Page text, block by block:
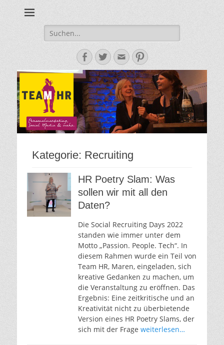
Blog
Suche
nach:
Facebook
Twitter
E-
Mail-
Adresse
Pinterest
Kategorie: Recruiting
HR Poetry Slam: Was
sollen wir mit all den
Daten?
Die Social Recruiting Days 2022
standen wie immer unter dem
Motto „Passion. People. Tech“. In
diesem Rahmen wurde ein Teil von
Team HR, Maren, eingeladen, sich
kreative Gedanken zu machen, um
die Veranstaltung zu eröffnen. Das
Ergebnis: Eine zeitkritische und an
Kreativität nicht zu überbietende
Version eines HR Poetry Slams, der
sich mit der Frage weiterlesen…